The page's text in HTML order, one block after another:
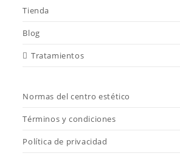
Tienda
Blog
Tratamientos
Normas del centro estético
Términos y condiciones
Política de privacidad